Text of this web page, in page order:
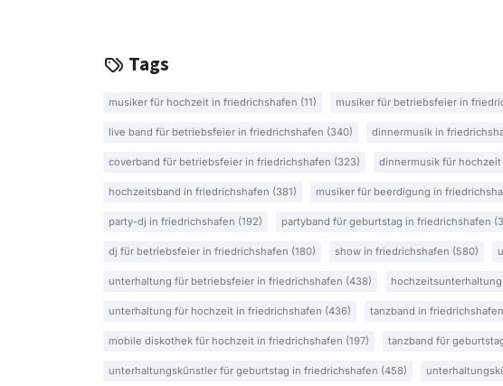
Tags
musiker für hochzeit in friedrichshafen (11) musiker für betriebsfeier in
live band für betriebsfeier in friedrichshafen (340) dinnermusik in
coverband für betriebsfeier in friedrichshafen (323) dinnermusik für
hochzeitsband in friedrichshafen (381) musiker für beerdigung in
party-dj in friedrichshafen (192) partyband für geburtstag in friedrichshafen
dj für betriebsfeier in friedrichshafen (180) show in friedrichshafen (580)
unterhaltung für betriebsfeier in friedrichshafen (438)
unterhaltung für hochzeit in friedrichshafen (436) tanzband in
mobile diskothek für hochzeit in friedrichshafen (197) tanzband für
unterhaltungskünstler für geburtstag in friedrichshafen (458)